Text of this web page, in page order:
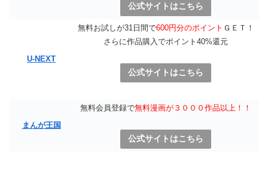
公式サイトはこちら
U-NEXT
無料お試しが31日間で600円分のポイント ＧＥＴ！
さらに作品購入でポイント40%還元
公式サイトはこちら
まんが王国
無料会員登録で無料漫画が３０００作品以上！！
公式サイトはこちら